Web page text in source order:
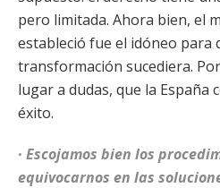
pero limitada. Ahora bien, el
estableció fue el idóneo para
transformación sucediera.
lugar a dudas, que la España
éxito.
· Escojamos bien los
equivocarnos en las